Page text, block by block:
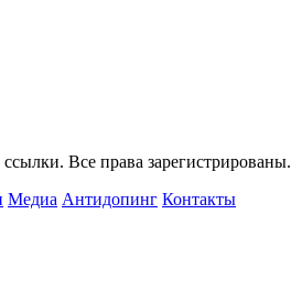
Все права зарегистрированы.
Медиа Антидопинг Контакты